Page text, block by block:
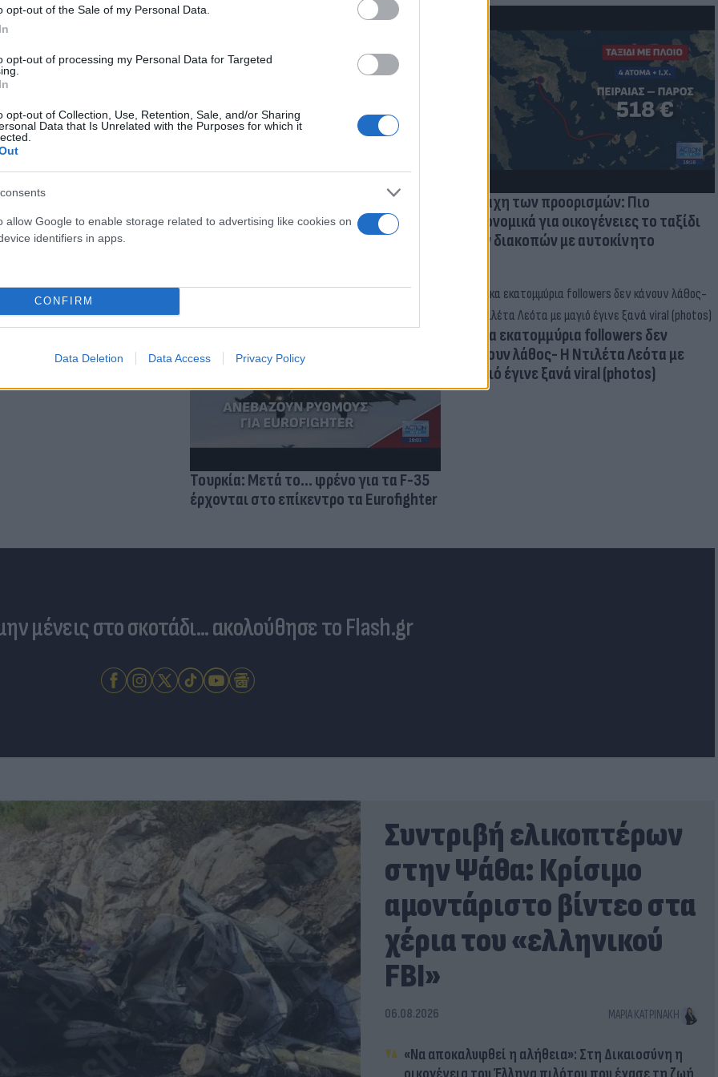
opt-out of the Sale of my Personal Data.
opt-out of processing my Personal Data for Targeted
opt-out of Collection, Use, Retention, Sale, and/or Sharing
Data that Is Unrelated with the Purposes for which it
allow Google to enable storage related to advertising like cookies on
identifiers in apps.
CONFIRM
Data Deletion Data Access Privacy Policy
στην παρουσίαση του
(video)
Skin dysmorphia: Όταν η εμμονή με το
«τέλειο» δέρμα αποτελεί πρόβλημα
Η μάχη των προορισμών: Πιο
οικονομικά για οικογένειες το ταξίδι
των διακοπών με αυτοκίνητο
Τουρκία: Μετά το... φρένο για τα F-35
έρχονται στο επίκεντρο τα Eurofighter
Δέκα εκατομμύρια followers δεν
κάνουν λάθος- Η Ντιλέτα Λεότα με
μαγιό έγινε ξανά viral (photos)
μένεις στο σκοτάδι... ακολούθησε το Flash.gr
Συντριβή ελικοπτέρων
στην Ψάθα: Κρίσιμο
αμοντάριστο βίντεο στα
χέρια του «ελληνικού
FBI»
06.08.2026 ΜΑΡΊΑ ΚΑΤΡΙΝΆΚΗ
«Να αποκαλυφθεί η αλήθεια»: Στη Δικαιοσύνη η